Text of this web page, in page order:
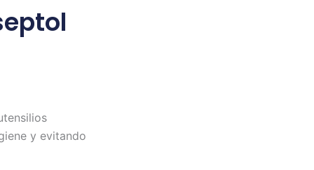
y evitando